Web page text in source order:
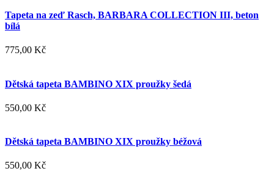
Tapeta na zeď Rasch, BARBARA COLLECTION III, beton
bílá
775,00 Kč
Dětská tapeta BAMBINO XIX proužky šedá
550,00 Kč
Dětská tapeta BAMBINO XIX proužky béžová
550,00 Kč